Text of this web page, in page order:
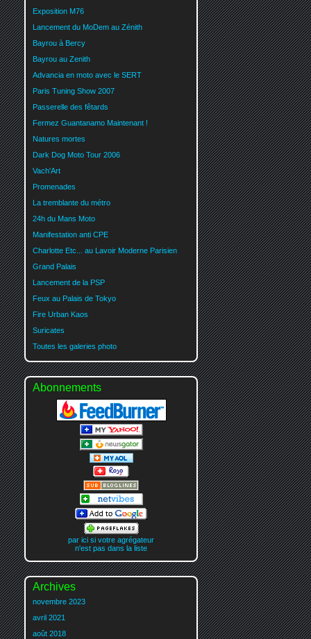
Exposition M76
Lancement du MoDem au Zénith
Bayrou à Bercy
Bayrou au Zenith
Advancia en moto avec le SERT
Paris Tuning Show 2007
Passerelle des fêtards
Fermez Guantanamo Maintenant !
Natures mortes
Dark Dog Moto Tour 2006
Vach'Art
Promenades
La tremblante du métro
24h du Mans Moto
Manifestation anti CPE
Charlotte Etc... au Lavoir Moderne Parisien
Grand Palais
Lancement de la PSP
Feux au Palais de Tokyo
Fire Urban Kaos
Suricates
Toutes les galeries photo
Abonnements
par ici si votre agrégateur
n'est pas dans la liste
Archives
novembre 2023
avril 2021
août 2018